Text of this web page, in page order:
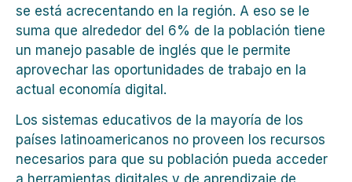
se está acrecentando en la región. A eso se le
suma que alrededor del 6% de la población tiene
un manejo pasable de inglés que le permite
aprovechar las oportunidades de trabajo en la
actual economía digital.
Los sistemas educativos de la mayoría de los
países latinoamericanos no proveen los recursos
necesarios para que su población pueda acceder